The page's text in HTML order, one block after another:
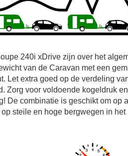
240i xDrive zijn over het
van de Caravan met een
Let extra goed op de verdeling
Zorg voor voldoende kogeldruk
De combinatie is geschikt om op
steile en hoge bergwegen in het